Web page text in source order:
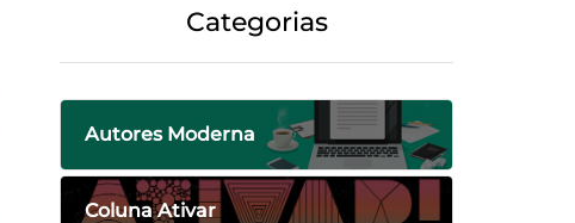
Categorias
Autores Moderna
Coluna Ativar